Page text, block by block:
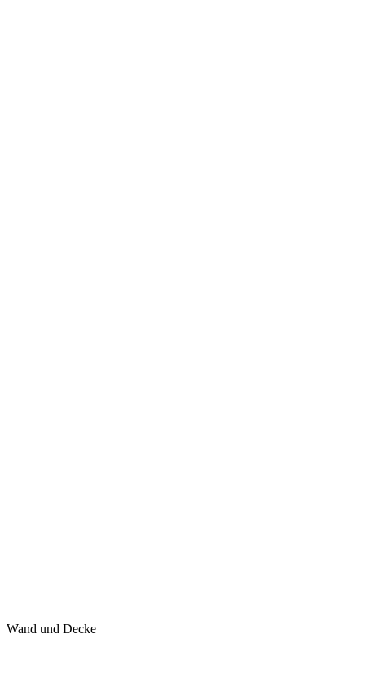
Wand und Decke